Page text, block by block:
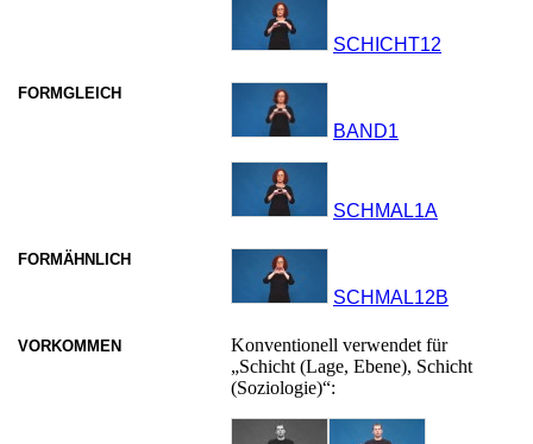
SCHICHT12
FORMGLEICH
BAND1
SCHMAL1A
FORMÄHNLICH
SCHMAL12B
VORKOMMEN
Konventionell verwendet für
„Schicht (Lage, Ebene), Schicht
(Soziologie)“: